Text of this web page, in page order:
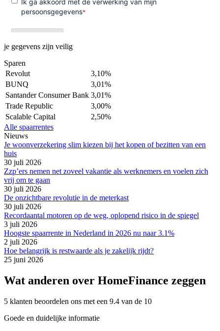
je gegevens zijn veilig
Sparen
Revolut
3,10%
BUNQ
3,01%
Santander Consumer Bank 3,01%
Trade Republic
3,00%
Scalable Capital
2,50%
Alle spaarrentes
Nieuws
Je woonverzekering slim kiezen bij het kopen of bezitten van een
huis
30 juli 2026
Zzp’ers nemen net zoveel vakantie als werknemers en voelen zich
vrij om te gaan
30 juli 2026
De onzichtbare revolutie in de meterkast
30 juli 2026
Recordaantal motoren op de weg, oplopend risico in de spiegel
3 juli 2026
Hoogste spaarrente in Nederland in 2026 nu naar 3.1%
2 juli 2026
Hoe belangrijk is restwaarde als je zakelijk rijdt?
25 juni 2026
Wat anderen over HomeFinance zeggen
5 klanten beoordelen ons met een 9.4 van de 10
Goede en duidelijke informatie